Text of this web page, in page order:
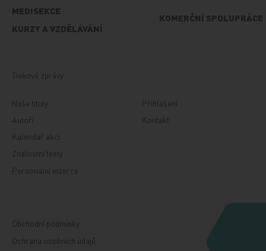
MEDISEKCE
KURZY A VZDĚLÁVÁNÍ
KOMERČNÍ SPOLUPRÁCE
Tiskové zprávy
Naše tituly
Autoři
Kalendář akcí
Znalostní testy
Personální inzerce
Přihlášení
Kontakt
Obchodní podmínky
Ochrana osobních údajů